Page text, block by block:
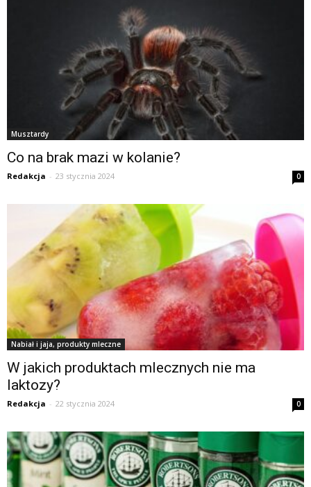
Musztardy
Co na brak mazi w kolanie?
Redakcja - 23 stycznia 2024 0
Nabiał i jaja, produkty mleczne
W jakich produktach mlecznych nie ma
laktozy?
Redakcja - 22 stycznia 2024 0